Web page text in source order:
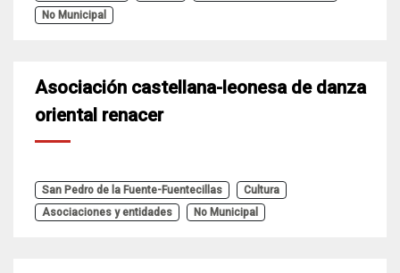
No Municipal
Asociación castellana-leonesa de danza
oriental renacer
San Pedro de la Fuente-Fuentecillas
Cultura
Asociaciones y entidades
No Municipal